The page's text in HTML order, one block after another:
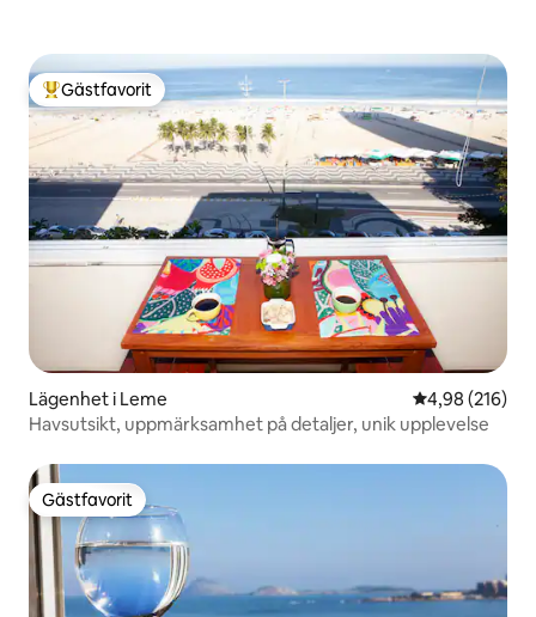
Populär gästfavorit
Gästfavorit
Lägenhet i Leme 4,98 av 5 i
4,98 (216)
Havsutsikt, uppmärksamhet på detaljer, unik upplevelse
Gästfavorit
Gästfavorit